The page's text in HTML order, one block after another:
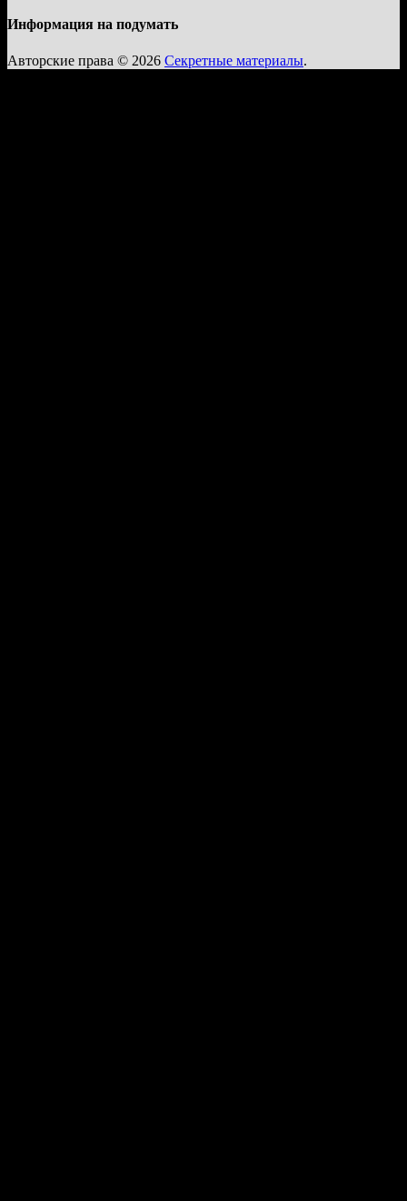
Информация на подумать
Авторские права © 2026 Секретные материалы.